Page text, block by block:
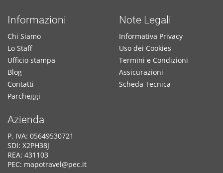
Informazioni
Chi Siamo
Lo Staff
Ufficio stampa
Blog
Contatti
Parcheggi
Note Legali
Informativa Privacy
Uso dei Cookies
Termini e Condizioni
Assicurazioni
Scheda Tecnica
Azienda
P. IVA: 05649530721
SDI: X2PH38J
REA: 431103
PEC: mapotravel@pec.it